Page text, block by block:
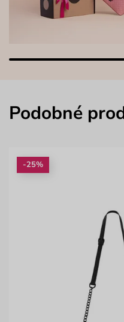
Podobné
-25%